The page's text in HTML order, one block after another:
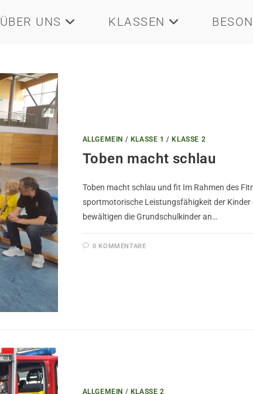
ÜBER UNS KLASSEN
ALLGEMEIN / KLASSE 1 / KLASSE 2
Toben macht schlau
Toben macht schlau und fit Im Rahmen des
sportmotorische Leistungsfähigkeit der
bewältigen die Grundschulkinder an…
0 KOMMENTARE
ALLGEMEIN / KLASSE 2